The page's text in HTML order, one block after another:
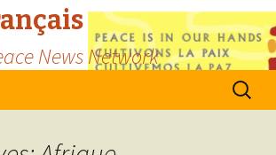
News Network
Search
for: